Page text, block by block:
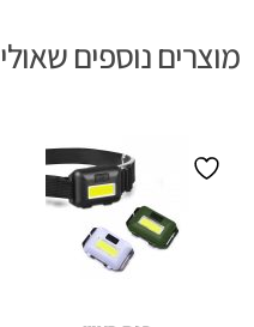
מוצרים נוספים